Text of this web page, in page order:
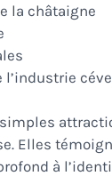
la châtaigne
l’industrie
Elles
à